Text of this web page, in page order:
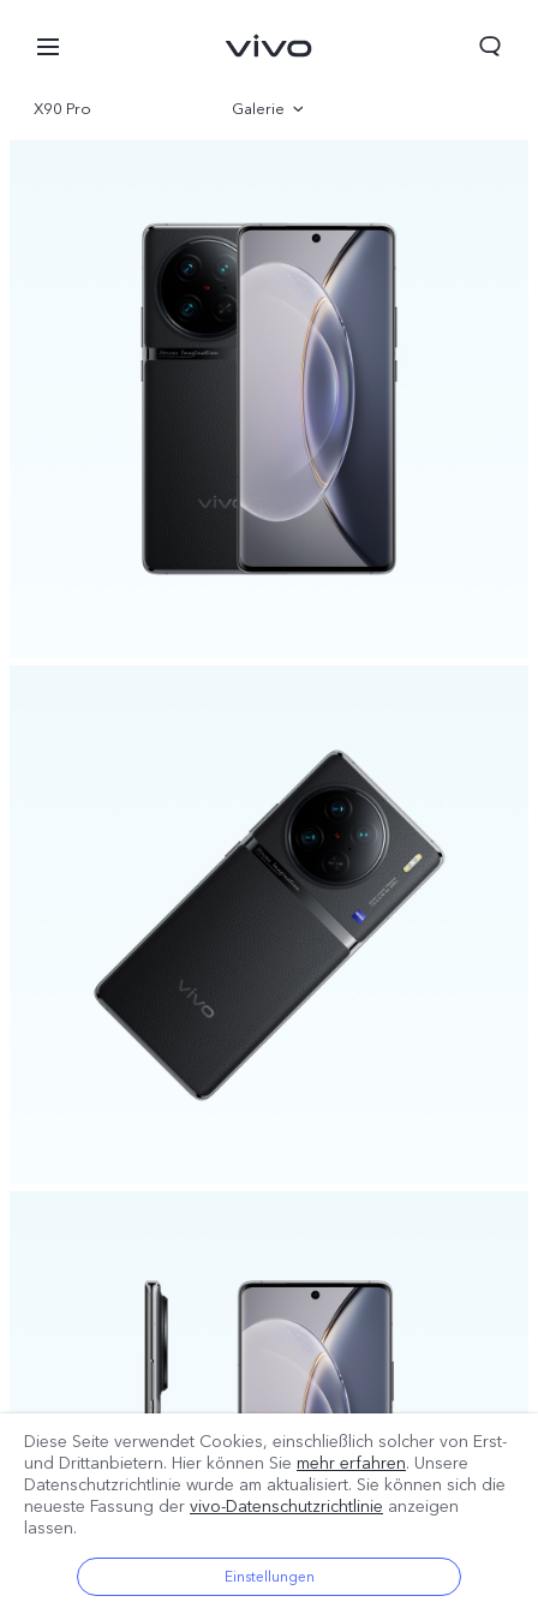
X90 Pro Galerie
Parameter
Diese Seite verwendet Cookies, einschließlich solcher von Erst-
und Drittanbietern. Hier können Sie mehr erfahren. Unsere
Datenschutzrichtlinie wurde am aktualisiert. Sie können sich die
neueste Fassung der vivo-Datenschutzrichtlinie anzeigen
lassen.
Einstellungen